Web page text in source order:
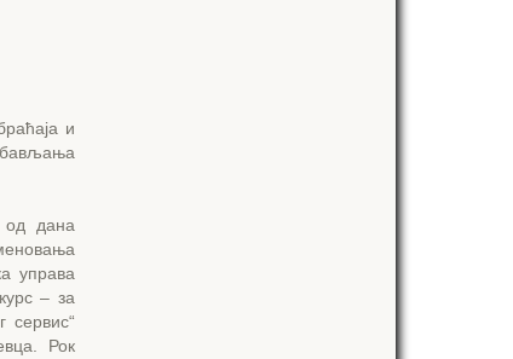
и
од дана
управа
– за
сервис“
Рок